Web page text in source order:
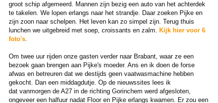
groot schip afgemeerd. Mannen zijn bezig een auto van het achterdek
te takelen. We lopen erlangs naar het strandje. Daar zoeken Pijke en
zijn zoon naar schelpen. Het leven kan zo simpel zijn. Terug thuis
lunchen we uitgebreid met soep, croissants en zalm. Kijk hier voor 6
foto's.
Om twee uur rijden onze gasten verder naar Brabant, waar ze een
bezoek gaan brengen aan Pijke's moeder. Ans en ik doen de forse
afwas en betreuren dat we destijds geen vaatwasmachine hebben
gekocht. Dan een middagdutje. Op de nieuwssites lees ik
dat vanmorgen de A27 in de richting Gorinchem werd afgesloten,
ongeveer een halfuur nadat Floor en Pijke erlangs kwamen. Er zou een